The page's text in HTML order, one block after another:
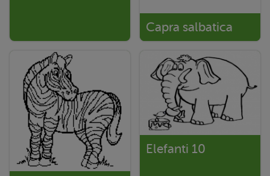
Capra salbatica
Elefanti 10